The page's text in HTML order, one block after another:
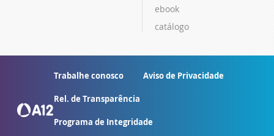
ebook
catálogo
Trabalhe conosco Aviso de Privacidade
Rel. de Transparência
Programa de Integridade